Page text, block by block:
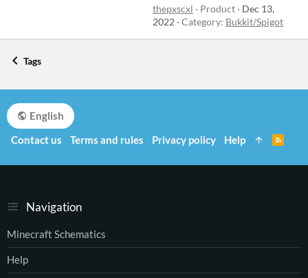
thepxscxl
Product
Dec 13,
2022 Category: Bukkit/Spigot
Tags
Navigation
Minecraft Schematics
Help
English
Contact us
Terms and rules Privacy policy Help
S